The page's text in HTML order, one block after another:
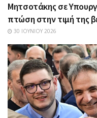
Μητσοτάκης σε
πτώση στην τιμή της
30 ΙΟΥΝΊΟΥ 2026